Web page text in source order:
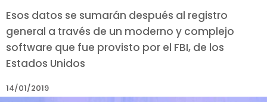
Esos datos se sumarán después al registro
general a través de un moderno y complejo
software que fue provisto por el FBI, de los
Estados Unidos
14/01/2019